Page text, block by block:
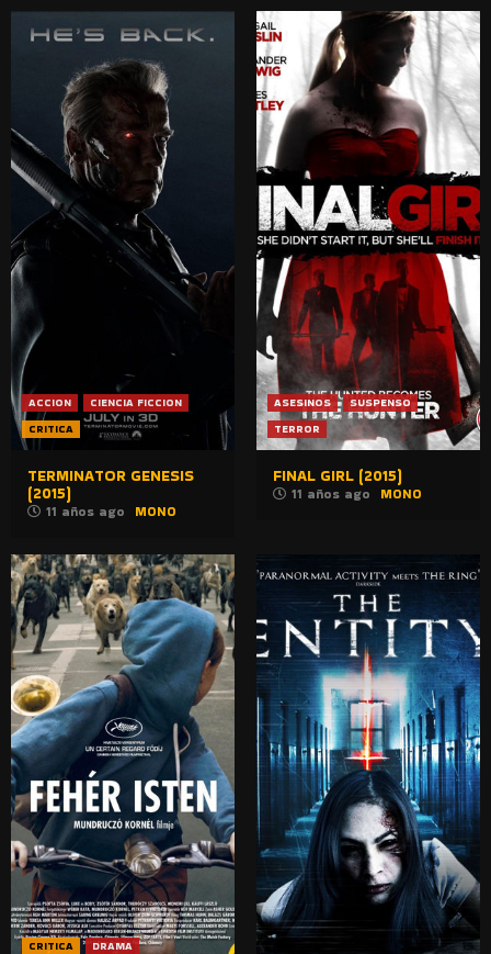
ACCION
CIENCIA FICCION
CRITICA
TERMINATOR GENESIS
(2015)
11 años ago MONO
ASESINOS
SUSPENSO
TERROR
FINAL GIRL (2015)
11 años ago MONO
CRITICA DRAMA